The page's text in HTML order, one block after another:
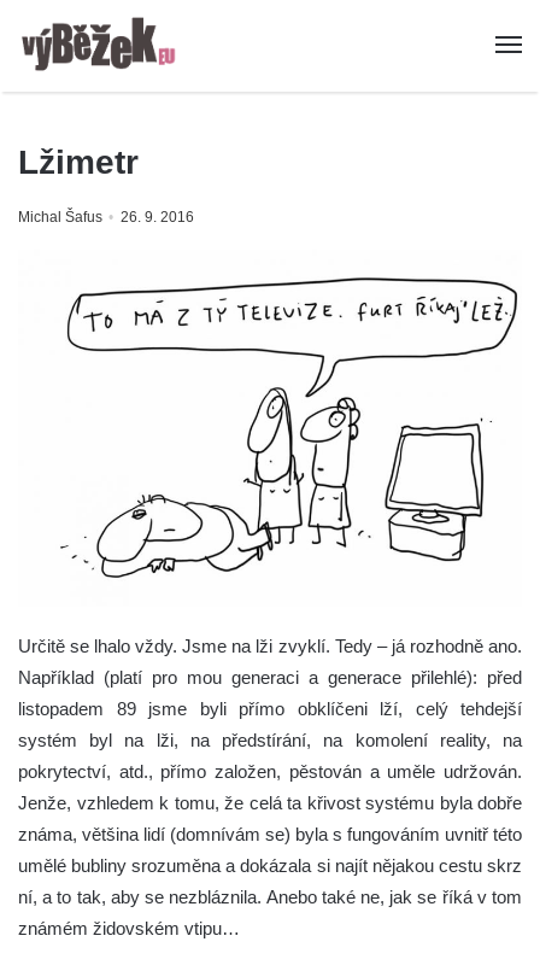
Lžimetr
Michal Šafus 26. 9. 2016
Určitě se lhalo vždy. Jsme na lži zvyklí. Tedy – já rozhodně ano.
Například (platí pro mou generaci a generace přilehlé): před
listopadem 89 jsme byli přímo obklíčeni lží, celý tehdejší
systém byl na lži, na předstírání, na komolení reality, na
pokrytectví, atd., přímo založen, pěstován a uměle udržován.
Jenže, vzhledem k tomu, že celá ta křivost systému byla dobře
známa, většina lidí (domnívám se) byla s fungováním uvnitř této
umělé bubliny srozuměna a dokázala si najít nějakou cestu skrz
ní, a to tak, aby se nezbláznila. Anebo také ne, jak se říká v tom
známém židovském vtipu…